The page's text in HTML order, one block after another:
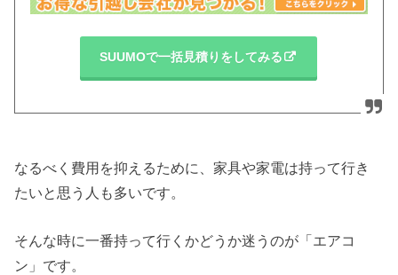
SUUMOで一括見積りをしてみる
なるべく費用を抑えるために、家具や家電は持って行き
たいと思う人も多いです。
そんな時に一番持って行くかどうか迷うのが「エアコ
ン」です。